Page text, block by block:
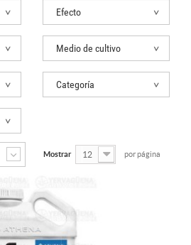
Efecto
Medio de cultivo
Categoría
Mostrar 12 por página